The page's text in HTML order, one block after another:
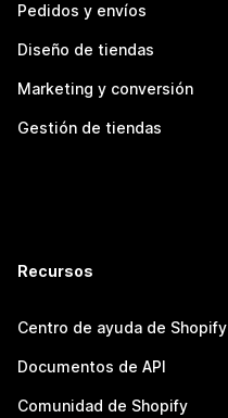
Pedidos y envíos
Diseño de tiendas
Marketing y conversión
Gestión de tiendas
Recursos
Centro de ayuda de Shopify
Documentos de API
Comunidad de Shopify